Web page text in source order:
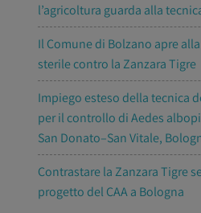
l’agricoltura guarda alla
Il Comune di Bolzano apre
sterile contro la Zanzara Tigre
Impiego esteso della tecnica
per il controllo di Aedes
San Donato–San Vitale,
Contrastare la Zanzara Tigre
progetto del CAA a Bologna